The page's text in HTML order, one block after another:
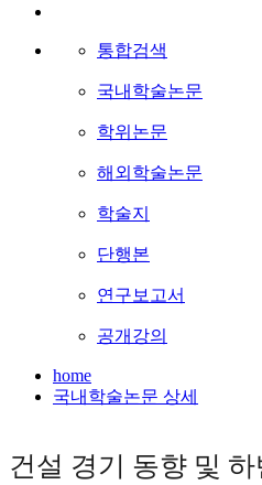
통합검색
국내학술논문
학위논문
해외학술논문
학술지
단행본
연구보고서
공개강의
home
국내학술논문 상세
건설 경기 동향 및 하